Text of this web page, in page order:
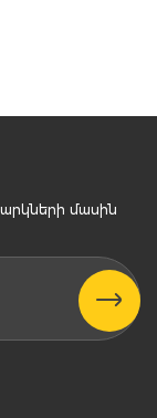
մասին